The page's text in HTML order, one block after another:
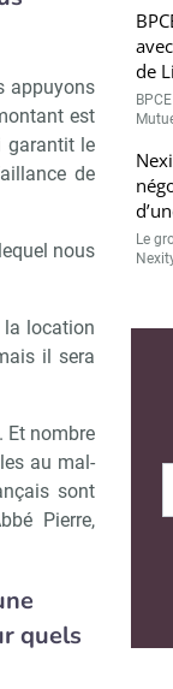
appuyons
est
garantit le
de
nous
location
il sera
Et nombre
au mal-
sont
Pierre,
quels
de
Le
newsletter
plus tard